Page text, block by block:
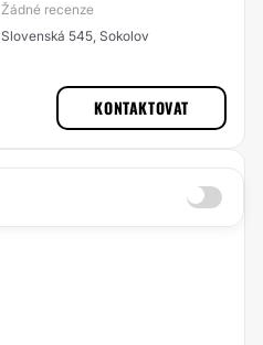
Žádné recenze
Slovenská 545, Sokolov
KONTAKTOVAT